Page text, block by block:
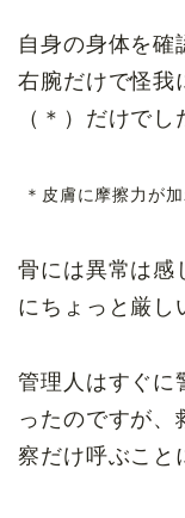
自身の身体を確
右腕だけで怪我
（＊）だけでし
＊皮膚に摩擦力が
骨には異常は感
にちょっと厳し
管理人はすぐに
ったのですが、
察だけ呼ぶこと